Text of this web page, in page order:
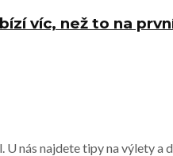
víc, než to na
nás najdete tipy na výlety a